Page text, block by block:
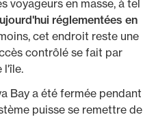
voyageurs en masse, à tel
réglementées en
cet endroit reste une
contrôlé se fait par
l'île.
Bay a été fermée pendant
puisse se remettre de